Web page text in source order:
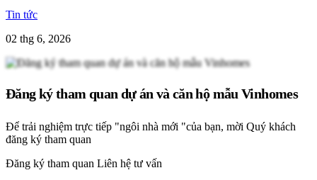
Tin tức
02 thg 6, 2026
Đăng ký tham quan dự án và căn hộ mẫu Vinhomes
Để trải nghiệm trực tiếp "ngôi nhà mới "của bạn, mời Quý khách
đăng ký tham quan
Đăng ký tham quan Liên hệ tư vấn